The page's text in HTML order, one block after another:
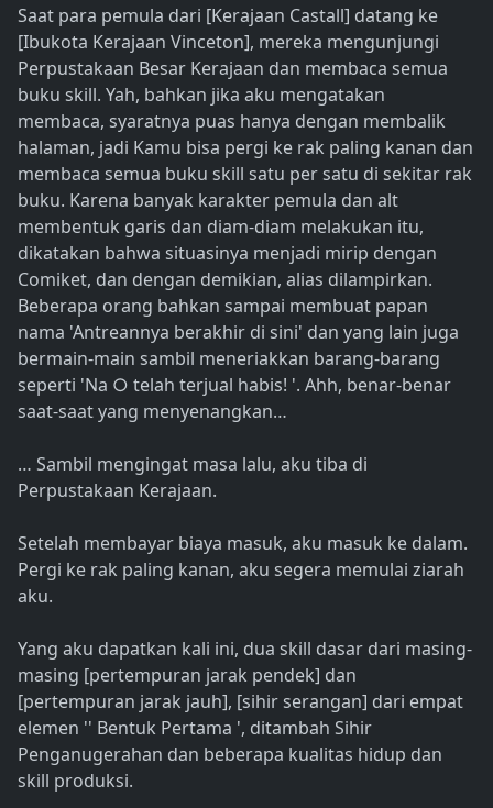
Saat para pemula dari [Kerajaan Castall] datang ke
[Ibukota Kerajaan Vinceton], mereka mengunjungi
Perpustakaan Besar Kerajaan dan membaca semua
buku skill. Yah, bahkan jika aku mengatakan
membaca, syaratnya puas hanya dengan membalik
halaman, jadi Kamu bisa pergi ke rak paling kanan dan
membaca semua buku skill satu per satu di sekitar rak
buku. Karena banyak karakter pemula dan alt
membentuk garis dan diam-diam melakukan itu,
dikatakan bahwa situasinya menjadi mirip dengan
Comiket, dan dengan demikian, alias dilampirkan.
Beberapa orang bahkan sampai membuat papan
nama 'Antreannya berakhir di sini' dan yang lain juga
bermain-main sambil meneriakkan barang-barang
seperti 'Na ○ telah terjual habis! '. Ahh, benar-benar
saat-saat yang menyenangkan…
… Sambil mengingat masa lalu, aku tiba di
Perpustakaan Kerajaan.
Setelah membayar biaya masuk, aku masuk ke dalam.
Pergi ke rak paling kanan, aku segera memulai ziarah
aku.
Yang aku dapatkan kali ini, dua skill dasar dari masing-
masing [pertempuran jarak pendek] dan
[pertempuran jarak jauh], [sihir serangan] dari empat
elemen '' Bentuk Pertama ', ditambah Sihir
Penganugerahan dan beberapa kualitas hidup dan
skill produksi.